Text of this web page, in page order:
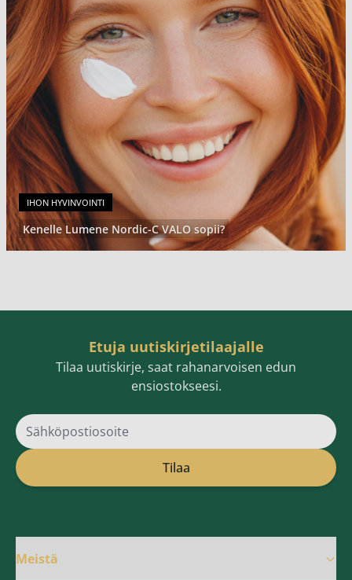
IHON HYVINVOINTI
Kenelle Lumene Nordic-C VALO sopii?
Etuja uutiskirjetilaajalle
Tilaa uutiskirje, saat rahanarvoisen edun
ensiostokseesi.
Sähköpostiosoite
Tilaa
Meistä